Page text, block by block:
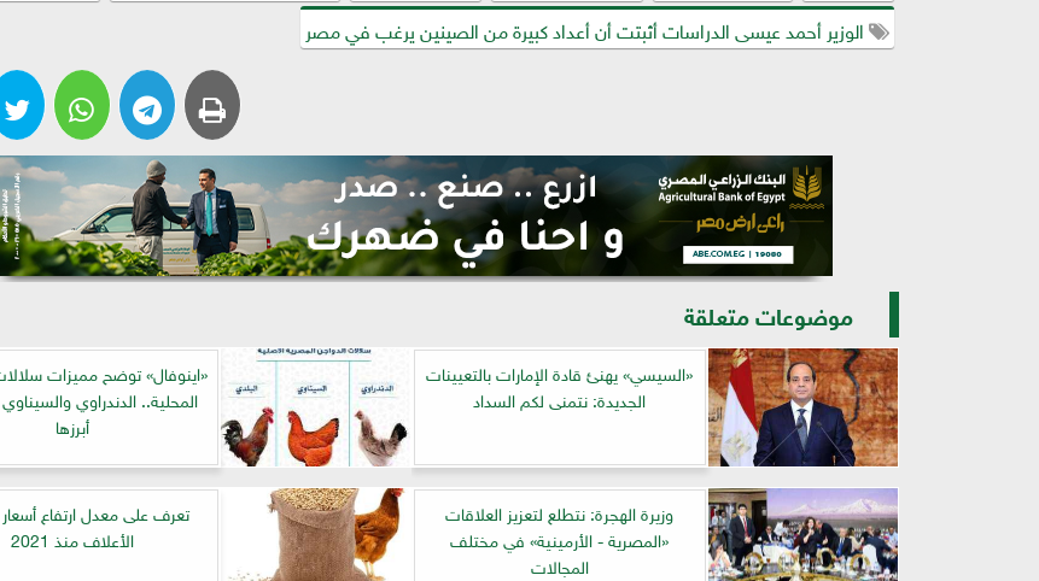
الوزير أحمد عيسى الدراسات أثبتت أن أعداد كبيرة من الصينين يرغب في مصر
موضوعات متعلقة
«السيسي» يهنئ قادة الإمارات بالتعيينات
الجديدة: نتمنى لكم السداد
«اينوفال» توضح مميزات
المحلية.. الدندراوي
أبرزها
وزيرة الهجرة: نتطلع لتعزيز العلاقات
«المصرية - الأرمينية» في مختلف
المجالات
تعرف على معدل ارتفاع
الأعلاف منذ 2021